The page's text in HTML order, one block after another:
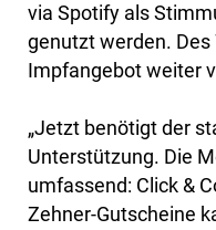
via Spotify als
genutzt werden. Des
Impfangebot weiter
„Jetzt benötigt der
Unterstützung. Die
umfassend: Click &
Zehner-Gutscheine